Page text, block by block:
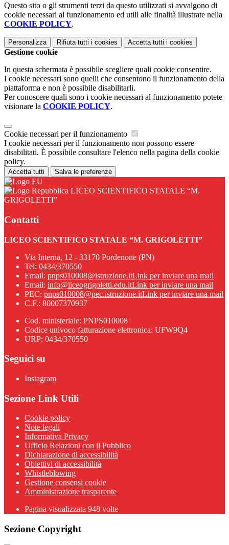
Questo sito o gli strumenti terzi da questo utilizzati si avvalgono di
cookie necessari al funzionamento ed utili alle finalità illustrate nella
COOKIE POLICY.
Personalizza Rifiuta tutti i cookies Accetta tutti i cookies
Gestione cookie
In questa schermata è possibile scegliere quali cookie consentire.
I cookie necessari sono quelli che consentono il funzionamento della
piattaforma e non è possibile disabilitarli.
Per conoscere quali sono i cookie necessari al funzionamento potete
visionare la COOKIE POLICY.
Cookie necessari per il funzionamento
I cookie necessari per il funzionamento non possono essere
disabilitati. È possibile consultare l'elenco nella pagina della cookie
policy.
Accetta tutti Salva le preferenze
LICEO SCIENTIFICO STATALE “M.
GRIGOLETTI”
Contatti
LICEO SCIENTIFICO STATALE “M. GRIGOLETTI”
Via Interna, 12 - 33170 Pordenone (PN)
Tel: 0434/370550
Email: pnps010008@istruzione.itLink per inviare una mail
Email: info@liceogrigoletti.edu.itLink per inviare una mail
PEC: pnps010008@pec.istruzione.itLink per inviare una mail
C.F.: 80007370937
Cod. ministeriale: PNPS010008
Codice univoco fatturazione elettronica: UFW9Q4
URP: 0434/370550
Seguici su
Instagram
Sezione Link Utili
Cookie policy
Note legali
Informativa Privacy
Ufficio Relazioni con il Pubblico
Dichiarazione di accessibilità
Obiettivi di accessibilità
Whistleblowing
Gestione consensi cookie
Amministrazione trasparente
Pagina visualizzata 948 volte
Sezione Copyright